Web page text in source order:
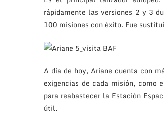
rápidamente las versiones 2 y 3
100 misiones con éxito. Fue
A día de hoy, Ariane cuenta con
exigencias de cada misión,
para reabastecer la Estación
útil.